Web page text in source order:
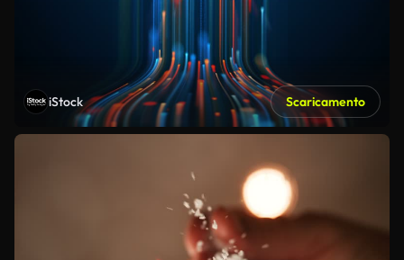
iStock Scaricamento